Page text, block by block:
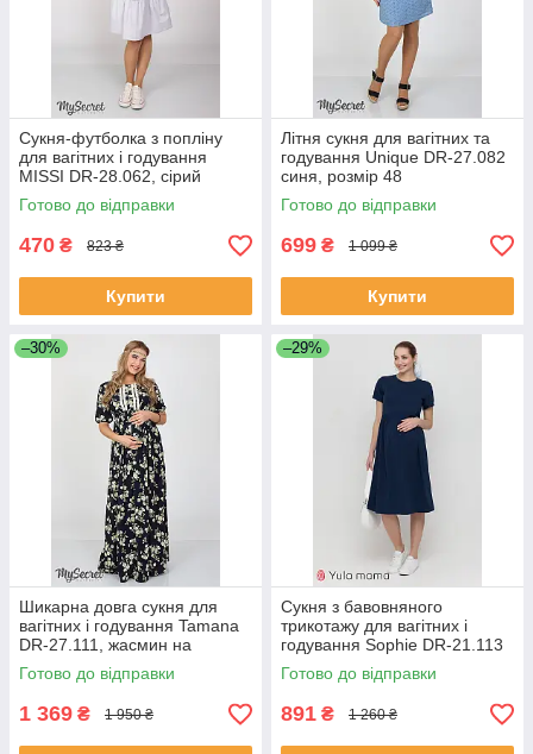
Сукня-футболка з попліну
для вагітних і годування
MISSI DR-28.062, сірий
меланж 48 розмір
Готово до відправки
470 ₴ 823 ₴
Купити
Літня сукня для вагітних та
годування Unique DR-27.082
синя, розмір 48
Готово до відправки
699 ₴ 1 099 ₴
Купити
–30%
Шикарна довга сукня для
вагітних і годування Tamana
DR-27.111, жасмин на
синьому, розмір 46
Готово до відправки
1 369 ₴ 1 950 ₴
–29%
Сукня з бавовняного
трикотажу для вагітних і
годування Sophie DR-21.113
синя
Готово до відправки
891 ₴ 1 260 ₴